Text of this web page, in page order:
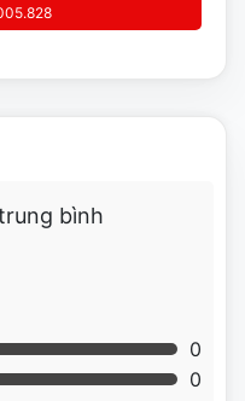
bình
0
0